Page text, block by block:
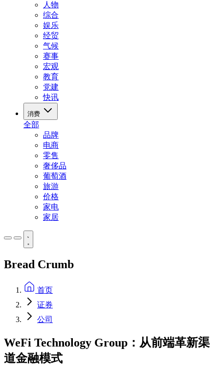
人物
综合
娱乐
经贸
气候
赛事
宏观
教育
党建
快讯
消费
全部
品牌
电商
零售
奢侈品
葡萄酒
旅游
价格
家电
家居
Bread Crumb
首页
证券
公司
WeFi Technology Group：从前端革新渠
道金融模式